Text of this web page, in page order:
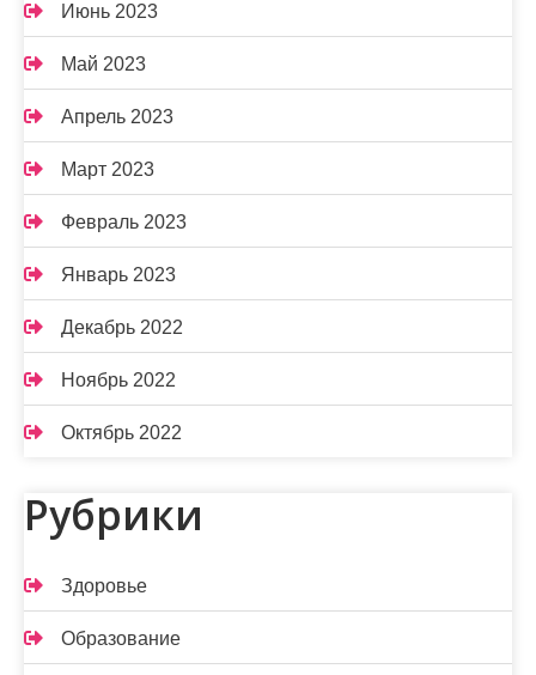
Июнь 2023
Май 2023
Апрель 2023
Март 2023
Февраль 2023
Январь 2023
Декабрь 2022
Ноябрь 2022
Октябрь 2022
Рубрики
Здоровье
Образование